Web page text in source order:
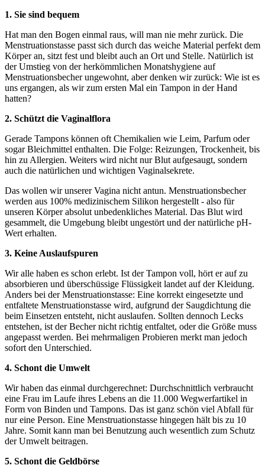
1. Sie sind bequem
Hat man den Bogen einmal raus, will man nie mehr zurück. Die
Menstruationstasse passt sich durch das weiche Material perfekt dem
Körper an, sitzt fest und bleibt auch an Ort und Stelle. Natürlich ist
der Umstieg von der herkömmlichen Monatshygiene auf
Menstruationsbecher ungewohnt, aber denken wir zurück: Wie ist es
uns ergangen, als wir zum ersten Mal ein Tampon in der Hand
hatten?
2. Schützt die Vaginalflora
Gerade Tampons können oft Chemikalien wie Leim, Parfum oder
sogar Bleichmittel enthalten. Die Folge: Reizungen, Trockenheit, bis
hin zu Allergien. Weiters wird nicht nur Blut aufgesaugt, sondern
auch die natürlichen und wichtigen Vaginalsekrete.
Das wollen wir unserer Vagina nicht antun. Menstruationsbecher
werden aus 100% medizinischem Silikon hergestellt - also für
unseren Körper absolut unbedenkliches Material. Das Blut wird
gesammelt, die Umgebung bleibt ungestört und der natürliche pH-
Wert erhalten.
3. Keine Auslaufspuren
Wir alle haben es schon erlebt. Ist der Tampon voll, hört er auf zu
absorbieren und überschüssige Flüssigkeit landet auf der Kleidung.
Anders bei der Menstruationstasse: Eine korrekt eingesetzte und
entfaltete Menstruationstasse wird, aufgrund der Saugdichtung die
beim Einsetzen entsteht, nicht auslaufen. Sollten dennoch Lecks
entstehen, ist der Becher nicht richtig entfaltet, oder die Größe muss
angepasst werden. Bei mehrmaligen Probieren merkt man jedoch
sofort den Unterschied.
4. Schont die Umwelt
Wir haben das einmal durchgerechnet: Durchschnittlich verbraucht
eine Frau im Laufe ihres Lebens an die 11.000 Wegwerfartikel in
Form von Binden und Tampons. Das ist ganz schön viel Abfall für
nur eine Person. Eine Menstruationstasse hingegen hält bis zu 10
Jahre. Somit kann man bei Benutzung auch wesentlich zum Schutz
der Umwelt beitragen.
5. Schont die Geldbörse